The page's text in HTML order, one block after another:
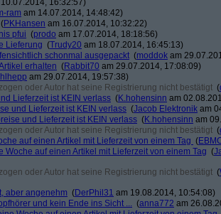
16:32:57)
ram am 14.07.2014, 14:48:42)
(PKHansen am 16.07.2014, 10:32:22)
pfui (prodo am 17.07.2014, 18:18:56)
Lieferung (Trudy20 am 18.07.2014, 16:45:13)
schonmal ausgepackt (moddok am
erhalten (Rabbit70 am 29.07.2014, 17:08:09)
am 29.07.2014, 19:57:38)
oder Autor hat seine Registrierung nicht bestätigt (
Lieferzeit ist KEIN verlass (K.hohensinn am
und Lieferzeit ist KEIN verlass (Jacob Elektronik am
und Lieferzeit ist KEIN verlass (K.hohensinn am
oder Autor hat seine Registrierung nicht bestätigt (
auf einen Artikel mit Lieferzeit von einem Tag (
Woche auf einen Artikel mit Lieferzeit von einem Tag (
oder Autor hat seine Registrierung nicht bestätigt (
aber angenehm (DerPhil31 am 19.08.2014, 10:54:08)
und kein Ende ins Sicht ... (anna772 am